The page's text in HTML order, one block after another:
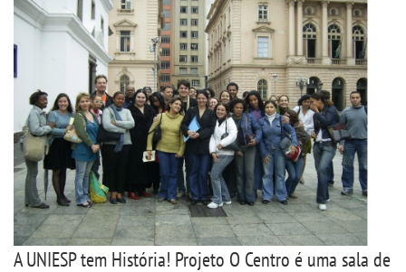
A UNIESP tem História! Projeto O Centro é uma sala de